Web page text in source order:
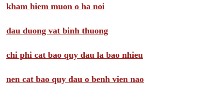
kham hiem muon o ha noi
dau duong vat binh thuong
chi phi cat bao quy dau la bao nhieu
nen cat bao quy dau o benh vien nao